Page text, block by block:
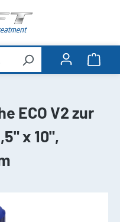
ECO V2 zur
x 10",